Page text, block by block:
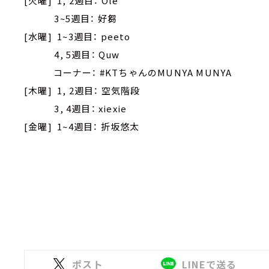
3~5週目： 好芻
[水曜] 1~3週目： peeto
4, 5週目： Quw
コーナー： #KTちゃんのMUNYA MUNYA
[木曜] 1, 2週目： 空気階段
3, 4週目： xiexie
[金曜] 1~4週目： 折坂悠太
ポスト LINEで送る